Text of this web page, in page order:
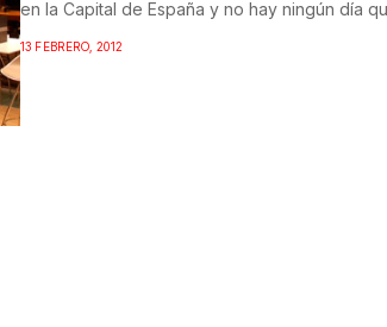
en la Capital de España y no hay ningún día
13 FEBRERO, 2012